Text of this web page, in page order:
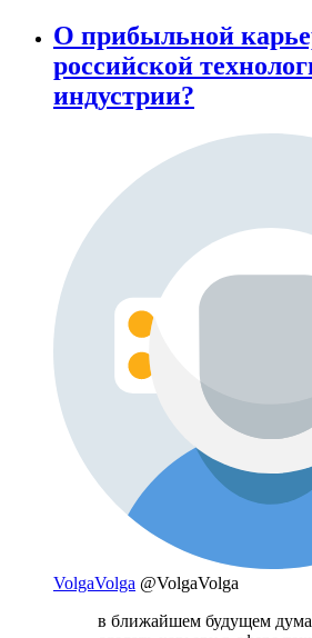
О прибыльной
российской
индустрии?
VolgaVolga @VolgaVolga
в ближайшем будущем